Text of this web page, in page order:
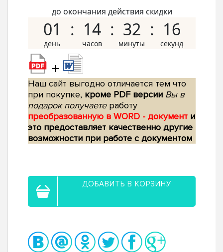
до окончания действия скидки
01 14 32 15
+
Наш сайт выгодно отличается тем что
при покупке, кроме PDF версии Вы в
подарок получаетеработу
преобразованную в WORD - документ и
это предоставляет качественно другие
возможности при работе с документом
ДОБАВИТЬ В КОРЗИНУ